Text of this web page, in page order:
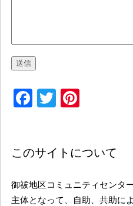
Facebook
Twitter
このサイトについて
御祓地区コミュニティセンタ
主体となって、自助、共助に